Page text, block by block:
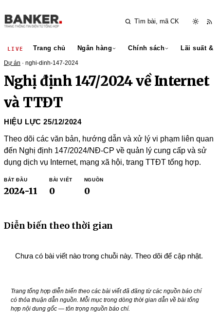
LIVE Trang chủ Ngân hàng Chính sách Lãi suất &
Dự án · nghi-dinh-147-2024
Nghị định 147/2024 về Internet
và TTĐT
HIỆU LỰC 25/12/2024
Theo dõi các văn bản, hướng dẫn và xử lý vi phạm liên quan
đến Nghị định 147/2024/NĐ-CP về quản lý cung cấp và sử
dụng dịch vụ Internet, mạng xã hội, trang TTĐT tổng hợp.
BẮT ĐẦU
2024-11
BÀI VIẾT
0
NGUỒN
0
Diễn biến theo thời gian
Chưa có bài viết nào trong chuỗi này. Theo dõi để cập nhật.
Trang tổng hợp diễn biến theo các bài viết đã đăng từ các nguồn báo chí
có thỏa thuận dẫn nguồn. Mỗi mục trong dòng thời gian dẫn về bài tổng
hợp nội dung gốc — tôn trọng nguồn báo chí.